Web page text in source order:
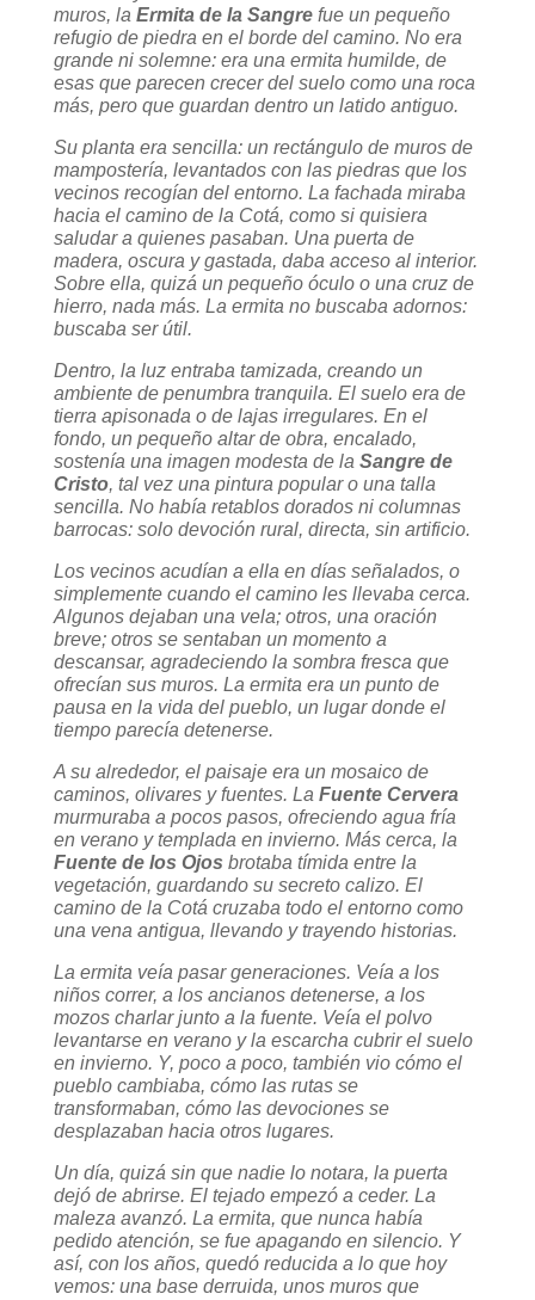
muros, la Ermita de la Sangrefue un pequeño
refugio de piedra en el borde del camino. No era
grande ni solemne: era una ermita humilde, de
esas que parecen crecer del suelo como una roca
más, pero que guardan dentro un latido antiguo.
Su planta era sencilla: un rectángulo de muros de
mampostería, levantados con las piedras que los
vecinos recogían del entorno. La fachada miraba
hacia el camino de la Cotá, como si quisiera
saludar a quienes pasaban. Una puerta de
madera, oscura y gastada, daba acceso al interior.
Sobre ella, quizá un pequeño óculo o una cruz de
hierro, nada más. La ermita no buscaba adornos:
buscaba ser útil.
Dentro, la luz entraba tamizada, creando un
ambiente de penumbra tranquila. El suelo era de
tierra apisonada o de lajas irregulares. En el
fondo, un pequeño altar de obra, encalado,
sostenía una imagen modesta de la Sangre de
Cristo, tal vez una pintura popular o una talla
sencilla. No había retablos dorados ni columnas
barrocas: solo devoción rural, directa, sin artificio.
Los vecinos acudían a ella en días señalados, o
simplemente cuando el camino les llevaba cerca.
Algunos dejaban una vela; otros, una oración
breve; otros se sentaban un momento a
descansar, agradeciendo la sombra fresca que
ofrecían sus muros. La ermita era un punto de
pausa en la vida del pueblo, un lugar donde el
tiempo parecía detenerse.
A su alrededor, el paisaje era un mosaico de
caminos, olivares y fuentes. La Fuente Cervera
murmuraba a pocos pasos, ofreciendo agua fría
en verano y templada en invierno. Más cerca, la
Fuente de los Ojos brotaba tímida entre la
vegetación, guardando su secreto calizo. El
camino de la Cotá cruzaba todo el entorno como
una vena antigua, llevando y trayendo historias.
La ermita veía pasar generaciones. Veía a los
niños correr, a los ancianos detenerse, a los
mozos charlar junto a la fuente. Veía el polvo
levantarse en verano y la escarcha cubrir el suelo
en invierno. Y, poco a poco, también vio cómo el
pueblo cambiaba, cómo las rutas se
transformaban, cómo las devociones se
desplazaban hacia otros lugares.
Un día, quizá sin que nadie lo notara, la puerta
dejó de abrirse. El tejado empezó a ceder. La
maleza avanzó. La ermita, que nunca había
pedido atención, se fue apagando en silencio. Y
así, con los años, quedó reducida a lo que hoy
vemos: una base derruida, unos muros que